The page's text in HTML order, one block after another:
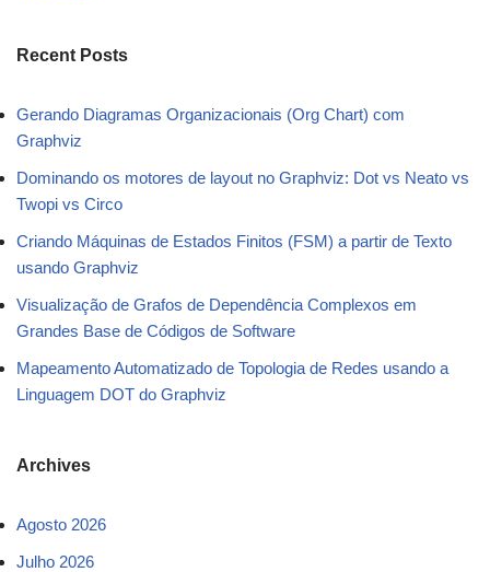
Recent Posts
Gerando Diagramas Organizacionais (Org Chart) com
Graphviz
Dominando os motores de layout no Graphviz: Dot vs Neato vs
Twopi vs Circo
Criando Máquinas de Estados Finitos (FSM) a partir de Texto
usando Graphviz
Visualização de Grafos de Dependência Complexos em
Grandes Base de Códigos de Software
Mapeamento Automatizado de Topologia de Redes usando a
Linguagem DOT do Graphviz
Archives
Agosto 2026
Julho 2026